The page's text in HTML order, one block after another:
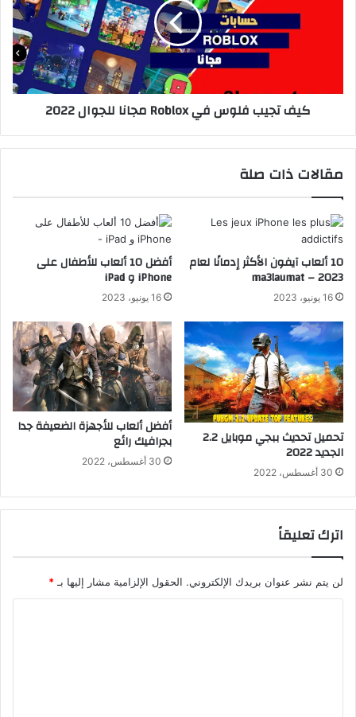
كيف تجيب فلوس في Roblox مجانا للجوال 2022
مقالات ذات صلة
10 ألعاب آيفون الأكثر إدمانًا لعام
2023 – ma3laumat
16 يونيو، 2023
أفضل 10 ألعاب للأطفال على
iPhone و iPad
16 يونيو، 2023
تحميل تحديث ببجي موبايل 2.2
الجديد 2022
30 أغسطس، 2022
أفضل ألعاب للأجهزة الضعيفة جدا
بجرافيك رائع
30 أغسطس، 2022
اترك تعليقاً
لن يتم نشر عنوان بريدك الإلكتروني. الحقول الإلزامية مشار إليها بـ *